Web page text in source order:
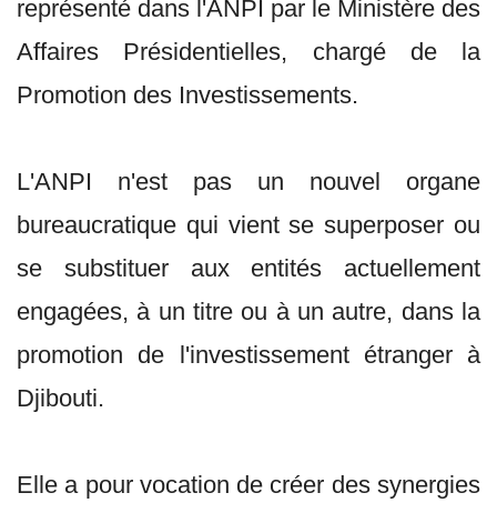
représenté dans l'ANPI par le Ministère des
Affaires Présidentielles, chargé de la
Promotion des Investissements.
L'ANPI n'est pas un nouvel organe
bureaucratique qui vient se superposer ou
se substituer aux entités actuellement
engagées, à un titre ou à un autre, dans la
promotion de l'investissement étranger à
Djibouti.
Elle a pour vocation de créer des synergies